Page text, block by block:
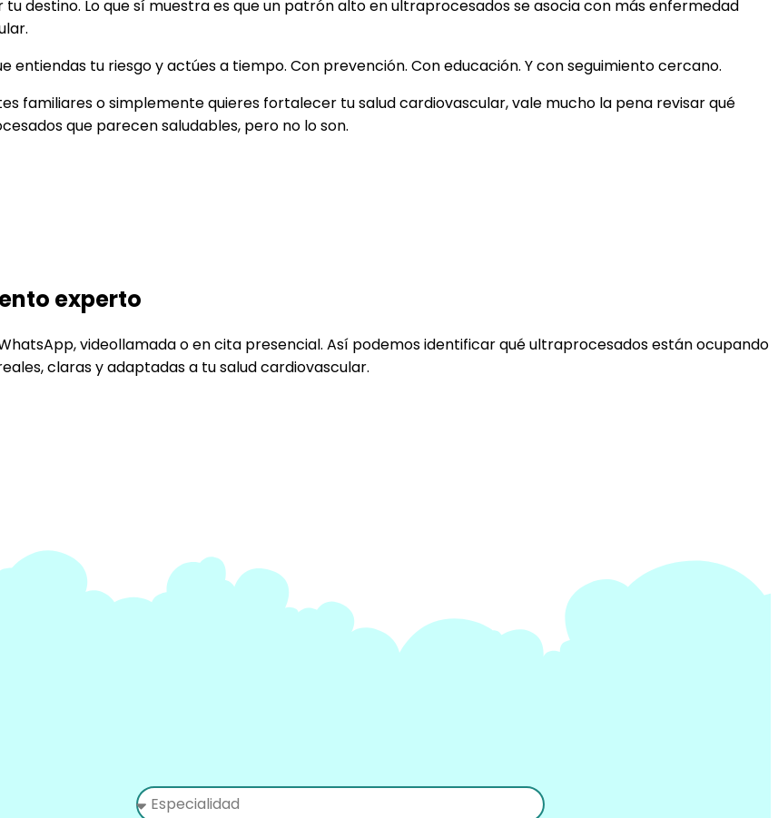
destino. Lo que sí muestra es que un patrón alto en ultraprocesados se asocia con más enfermedad
tu riesgo y actúes a tiempo. Con prevención. Con educación. Y con seguimiento cercano.
familiares o simplemente quieres fortalecer tu salud cardiovascular, vale mucho la pena revisar qué
que parecen saludables, pero no lo son.
experto
videollamada o en cita presencial. Así podemos identificar qué ultraprocesados están ocupando
claras y adaptadas a tu salud cardiovascular.